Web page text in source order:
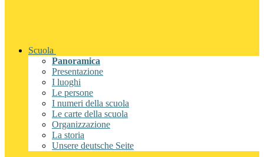
Scuola
Panoramica
Presentazione
I luoghi
Le persone
I numeri della scuola
Le carte della scuola
Organizzazione
La storia
Unsere deutsche Seite